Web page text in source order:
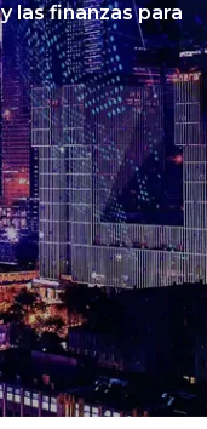
las finanzas para